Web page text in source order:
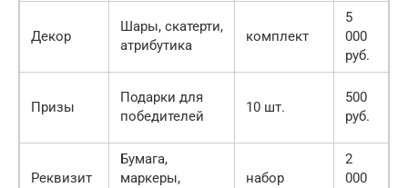
Декор
Шары, скатерти,
атрибутика
комплект
5
000
руб.
Призы
Подарки для
победителей
10 шт.
500
руб.
Реквизит
Бумага,
маркеры,
набор
2
000